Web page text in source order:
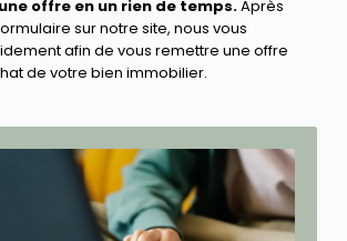
offre en un rien de temps.Après
sur notre site, nous vous
afin de vous remettre une offre
de votre bien immobilier.